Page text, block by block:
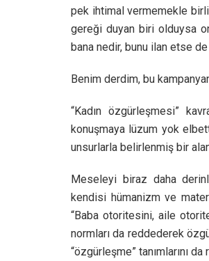
pek ihtimal vermemekle
gereği duyan biri olduysa
bana nedir, bunu ilan etse
Benim derdim, bu
“Kadın özgürleşmesi”
konuşmaya lüzum yok
unsurlarla belirlenmiş bir
Meseleyi biraz daha
kendisi hümanizm ve
“Baba otoritesini, aile
normları da reddederek
“özgürleşme” tanımlarını